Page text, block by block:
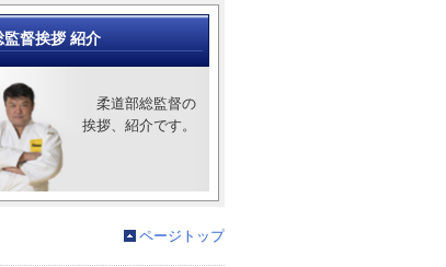
監督挨拶 紹介
柔道部総監督の
挨拶、紹介です。
ページトップ